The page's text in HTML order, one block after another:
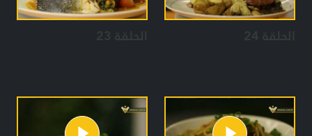
الحلقة 24 الحلقة 23